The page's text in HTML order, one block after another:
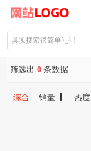
筛选出 0 条数据
综合 销量 热度